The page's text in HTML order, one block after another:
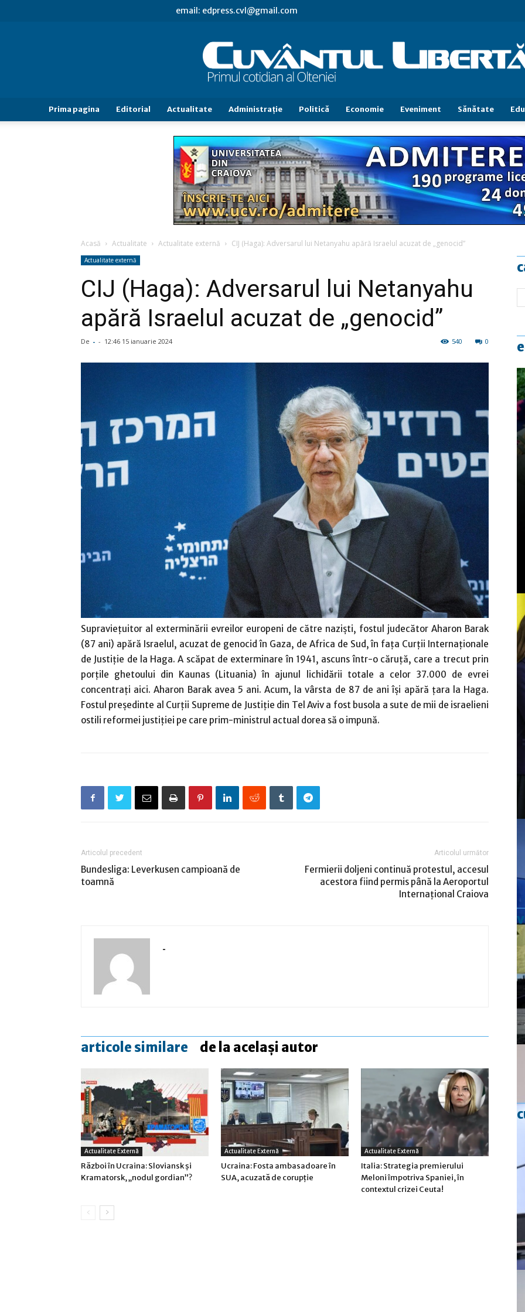
email: edpress.cvl@gmail.com
Cuvântul
Libertăţii
Prima pagina Editorial Actualitate Administraţie Politică Economie Eveniment Sănătate
Acasă Actualitate Actualitate externă CIJ (Haga): Adversarul lui Netanyahu apără Israelul acuzat de „genocid”
Actualitate externă
CIJ (Haga): Adversarul lui Netanyahu
apără Israelul acuzat de „genocid”
De - - 12:46 15 ianuarie 2024 0
540
Supravieţuitor al exterminării evreilor europeni de către nazişti, fostul judecător Aharon Barak
(87 ani) apără Israelul, acuzat de genocid în Gaza, de Africa de Sud, în faţa Curţii Internaţionale
de Justiţie de la Haga. A scăpat de exterminare în 1941, ascuns într-o căruţă, care a trecut prin
porţile ghetoului din Kaunas (Lituania) în ajunul lichidării totale a celor 37.000 de evrei
concentraţi aici. Aharon Barak avea 5 ani. Acum, la vârsta de 87 de ani îşi apără ţara la Haga.
Fostul preşedinte al Curţii Supreme de Justiţie din Tel Aviv a fost busola a sute de mii de israelieni
ostili reformei justiţiei pe care prim-ministrul actual dorea să o impună.
Articolul precedent
Bundesliga: Leverkusen campioană de
toamnă
Articolul următor
Fermierii doljeni continuă protestul, accesul
acestora fiind permis până la Aeroportul
Internaţional Craiova
-
articole similare de la același autor
Actualitate Externă
Război în Ucraina: Sloviansk şi
Kramatorsk, „nodul gordian”?
Actualitate Externă
Ucraina: Fosta ambasadoare în
SUA, acuzată de corupţie
Actualitate Externă
Italia: Strategia premierului
Meloni împotriva Spaniei, în
contextul crizei Ceuta!